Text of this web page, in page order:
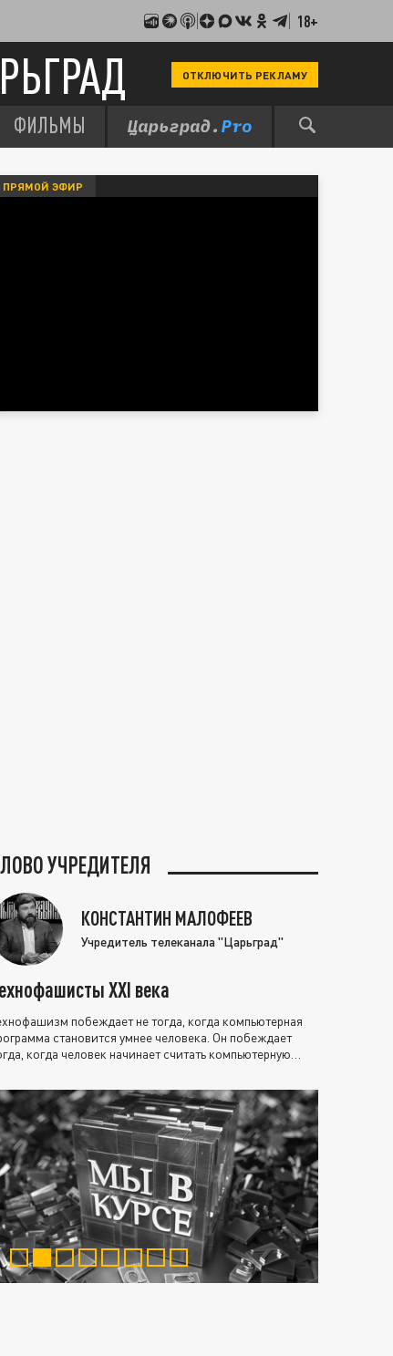
18+
ОТКЛЮЧИТЬ РЕКЛАМУ
ФИЛЬМЫ
ПРЯМОЙ ЭФИР
УЧРЕДИТЕЛЯ
КОНСТАНТИН МАЛОФЕЕВ
Учредитель телеканала "Царьград"
XXI века
побеждает не тогда, когда компьютерная
становится умнее человека. Он побеждает
когда человек начинает считать компьютерную